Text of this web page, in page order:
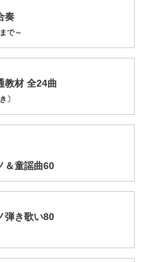
奏
で～
教材 全24曲
〕
＆童謡曲60
弾き歌い80